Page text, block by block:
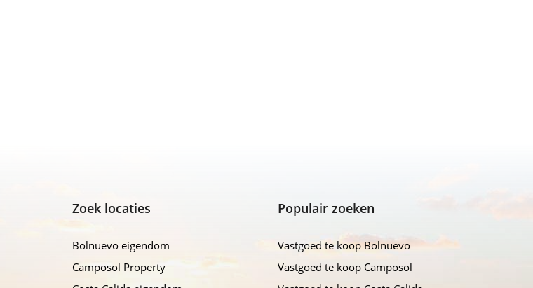
Zoek locaties
Bolnuevo eigendom
Camposol Property
Populair zoeken
Vastgoed te koop Bolnuevo
Vastgoed te koop Camposol